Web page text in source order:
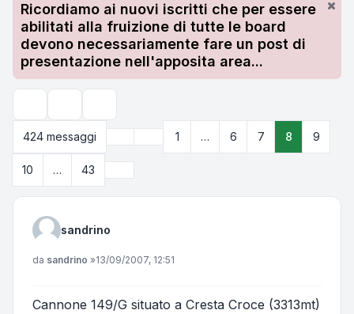
Ricordiamo ai nuovi iscritti che per essere
abilitati alla fruizione di tutte le board
devono necessariamente fare un post di
presentazione nell'apposita area...
424 messaggi
Pagina8di43
Precedente
1 … 6 7 8 9
10 … 43
sandrino
Messaggio
da sandrino »13/09/2007, 12:51
Cannone 149/G situato a Cresta Croce (3313mt)